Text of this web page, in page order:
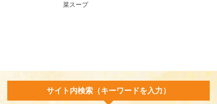
菜スープ
サイト内検索（キーワードを入力）